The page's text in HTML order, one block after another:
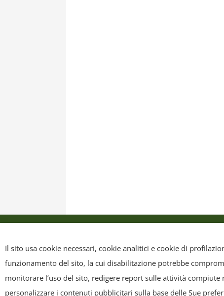
Copyright - Tutti i contenuti di questa pagina (i testi, le
riscriverli, commercializzarli, distribuirli, anche soltanto in
Il sito usa cookie necessari, cookie analitici e cookie di
funzionamento del sito, la cui disabilitazione potrebbe
monitorare l’uso del sito, redigere report sulle attività
personalizzare i contenuti pubblicitari sulla base delle Sue